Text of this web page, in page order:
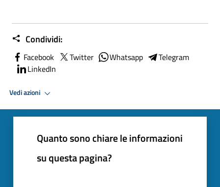
Condividi:
Facebook Twitter Whatsapp
Telegram
LinkedIn
Vedi azioni
Quanto sono chiare le informazioni
su questa pagina?